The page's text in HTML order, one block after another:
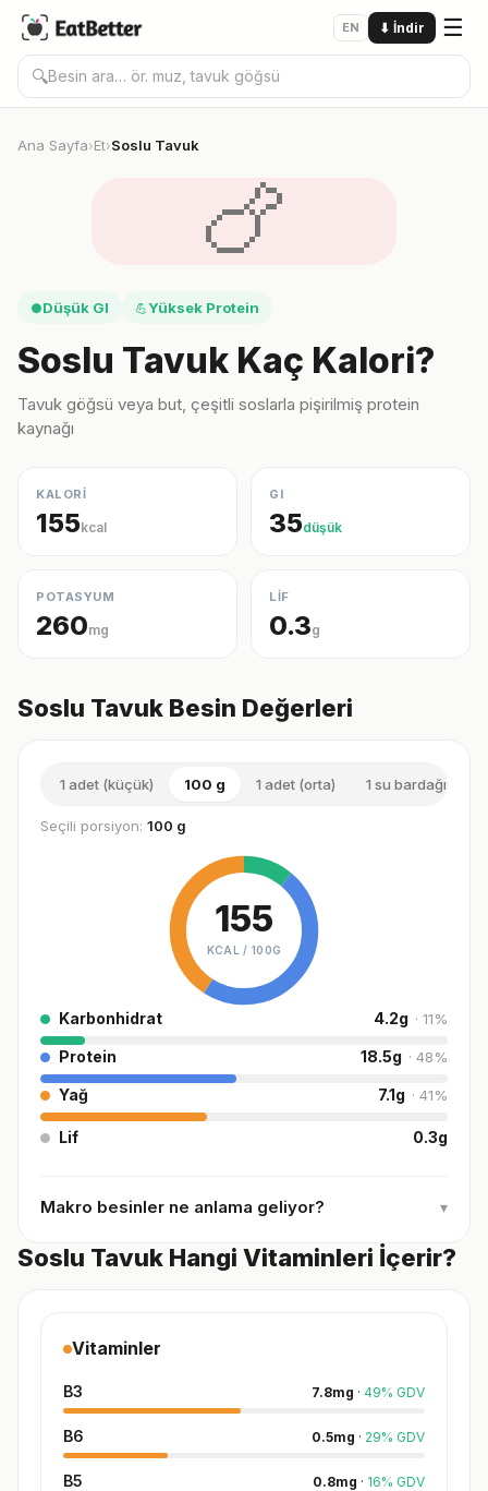
EN ⬇ İndir ☰
🔍
Ana Sayfa›Et›Soslu Tavuk
🍗
●Düşük GI 💪Yüksek Protein
Soslu Tavuk Kaç Kalori?
Tavuk göğsü veya but, çeşitli soslarla pişirilmiş protein
kaynağı
KALORİ
155kcal
GI
35düşük
POTASYUM
260mg
LİF
0.3g
Soslu Tavuk Besin Değerleri
1 adet (küçük) 100 g 1 adet (orta) 1 su bardağı
Seçili porsiyon: 100 g
155
KCAL / 100G
Karbonhidrat 4.2g · 11%
Protein 18.5g · 48%
Yağ 7.1g · 41%
Lif 0.3g
Makro besinler ne anlama geliyor? ▾
Soslu Tavuk Hangi Vitaminleri İçerir?
Vitaminler
B3 7.8mg · 49% GDV
B6 0.5mg · 29% GDV
B5 0.8mg · 16% GDV